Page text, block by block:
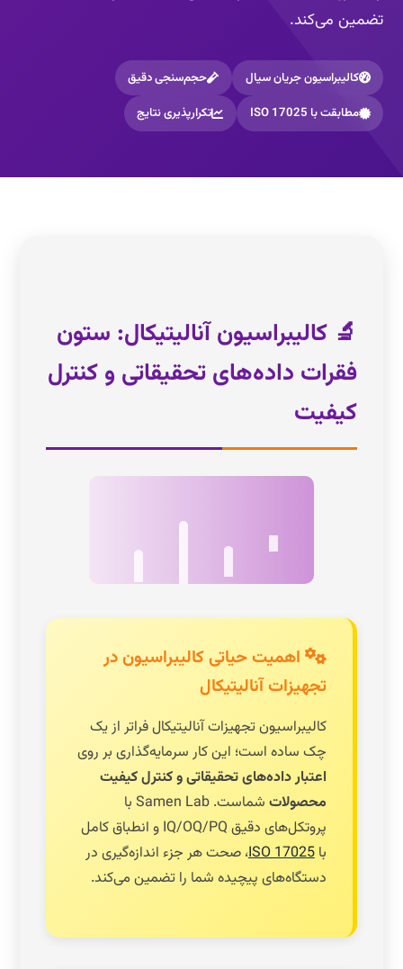
تضمین می‌کند.
کالیبراسیون جریان سیال
حجم‌سنجی دقیق
مطابقت با ISO 17025
تکرارپذیری نتایج
🔬 کالیبراسیون آنالیتیکال: ستون
فقرات داده‌های تحقیقاتی و کنترل
کیفیت
اهمیت حیاتی کالیبراسیون در
تجهیزات آنالیتیکال
کالیبراسیون تجهیزات آنالیتیکال فراتر از یک
چک ساده است؛ این کار سرمایه‌گذاری بر روی
اعتبار داده‌های تحقیقاتی و کنترل کیفیت
محصولات
شماست. Samen Lab با
پروتکل‌های دقیق IQ/OQ/PQ و انطباق کامل
باISO 17025، صحت هر جزء اندازه‌گیری در
دستگاه‌های پیچیده شما را تضمین می‌کند.